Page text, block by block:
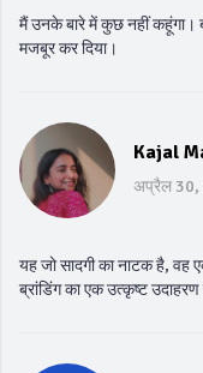
मैं उनके बारे में कुछ नहीं कहूंगा।
मजबूर कर दिया।
Kajal
अप्रैल 30,
यह जो सादगी का नाटक है, वह
ब्रांडिंग का एक उत्कृष्ट